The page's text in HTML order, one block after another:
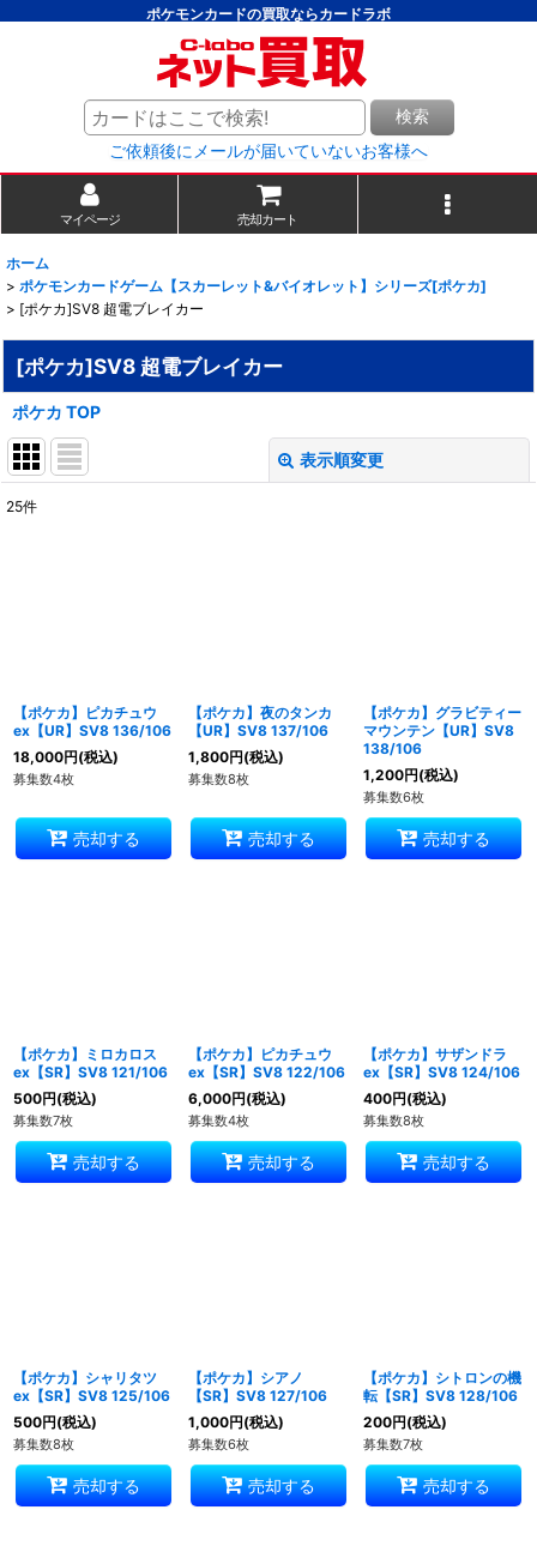
ポケモンカードの買取ならカードラボ
検索
ご依頼後にメールが届いていないお客様へ
マイページ 売却カート
ホーム
> ポケモンカードゲーム【スカーレット&バイオレット】シリーズ[ポケカ]
> [ポケカ]SV8 超電ブレイカー
[ポケカ]SV8 超電ブレイカー
ポケカ TOP
表示順変更
25件
【ポケカ】ピカチュウ
ex【UR】SV8 136/106
18,000円(税込)
募集数4枚
売却する
【ポケカ】夜のタンカ
【UR】SV8 137/106
1,800円(税込)
募集数8枚
売却する
【ポケカ】グラビティー
マウンテン【UR】SV8
138/106
1,200円(税込)
募集数6枚
売却する
【ポケカ】ミロカロス
ex【SR】SV8 121/106
500円(税込)
募集数7枚
売却する
【ポケカ】ピカチュウ
ex【SR】SV8 122/106
6,000円(税込)
募集数4枚
売却する
【ポケカ】サザンドラ
ex【SR】SV8 124/106
400円(税込)
募集数8枚
売却する
【ポケカ】シャリタツ
ex【SR】SV8 125/106
500円(税込)
募集数8枚
売却する
【ポケカ】シアノ
【SR】SV8 127/106
1,000円(税込)
募集数6枚
売却する
【ポケカ】シトロンの機
転【SR】SV8 128/106
200円(税込)
募集数7枚
売却する